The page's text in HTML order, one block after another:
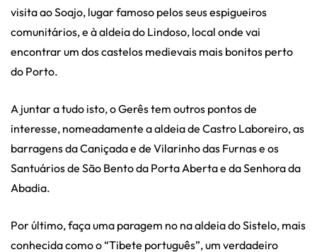
visita ao Soajo, lugar famoso pelos seus espigueiros
comunitários, e à aldeia do Lindoso, local onde vai
encontrar um dos castelos medievais mais bonitos perto
do Porto.
A juntar a tudo isto, o Gerês tem outros pontos de
interesse, nomeadamente a aldeia de Castro Laboreiro, as
barragens da Caniçada e de Vilarinho das Furnas e os
Santuários de São Bento da Porta Aberta e da Senhora da
Abadia.
Por último, faça uma paragem no na aldeia do Sistelo, mais
conhecida como o “Tibete português”, um verdadeiro